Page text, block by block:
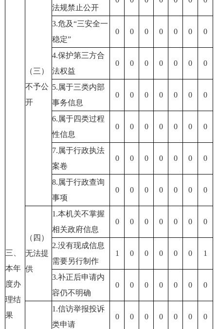
三、
本年
度办
理结
果
（三）
不予公
开
法规禁止公开
3.危及“三安全一
稳定”
0 0 0 0 0 0 0
4.保护第三方合
法权益
0 0 0 0 0 0 0
5.属于三类内部
事务信息
0 0 0 0 0 0 0
6.属于四类过程
性信息
0 0 0 0 0 0 0
7.属于行政执法
案卷
0 0 0 0 0 0 0
8.属于行政查询
事项
0 0 0 0 0 0 0
（四）
无法提
供
1.本机关不掌握
相关政府信息
0 0 0 0 0 0 0
2.没有现成信息
需要另行制作
1 0 0 0 0 0 1
3.补正后申请内
容仍不明确
0 0 0 0 0 0 0
1.信访举报投诉
类申请
0 0 0 0 0 0 0